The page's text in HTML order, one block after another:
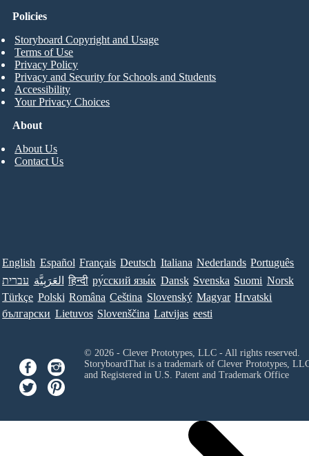
About
About Us
Contact Us
Policies
Storyboard Copyright and Usage
Terms of Use
Privacy Policy
Privacy and Security for Schools and Students
Accessibility
Your Privacy Choices
English Español Français Deutsch Italiana Nederlands Português
עברית العَرَبِيَّة हिन्दी ру́сский язы́к Dansk Svenska Suomi Norsk
Türkçe Polski Româna Ceština Slovenský Magyar Hrvatski
български Lietuvos Slovenščina Latvijas eesti
© 2026 - Clever Prototypes, LLC - All rights reserved.
StoryboardThat is a trademark of Clever Prototypes,
and Registered in U.S. Patent and Trademark Office